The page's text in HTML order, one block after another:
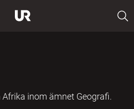
inom ämnet Geografi.